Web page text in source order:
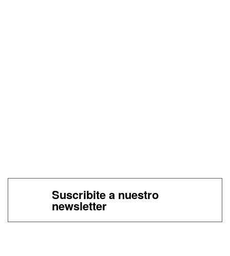
Suscribite a nuestro
newsletter